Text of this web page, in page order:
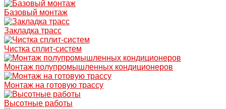
Базовый монтаж
Закладка трасс
Чистка сплит-систем
Монтаж полупромышленных кондиционеров
Монтаж на готовую трассу
Высотные работы